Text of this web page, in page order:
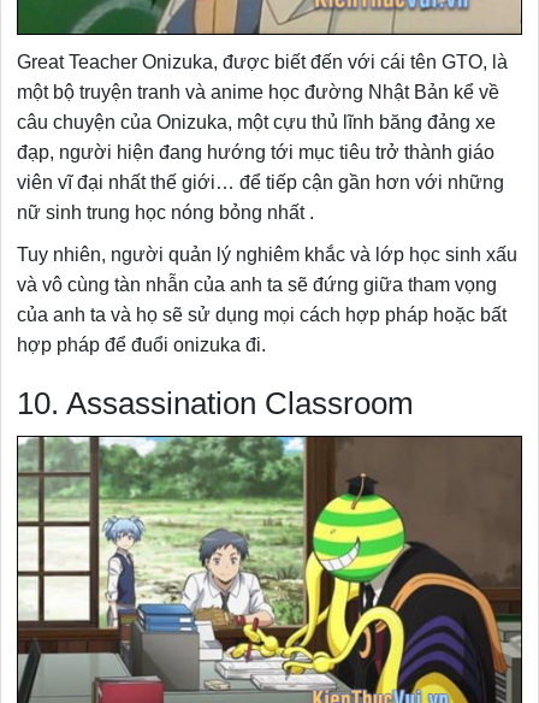
Great Teacher Onizuka, được biết đến với cái tên GTO, là
một bộ truyện tranh và anime học đường Nhật Bản kể về
câu chuyện của Onizuka, một cựu thủ lĩnh băng đảng xe
đạp, người hiện đang hướng tới mục tiêu trở thành giáo
viên vĩ đại nhất thế giới… để tiếp cận gần hơn với những
nữ sinh trung học nóng bỏng nhất .
Tuy nhiên, người quản lý nghiêm khắc và lớp học sinh xấu
và vô cùng tàn nhẫn của anh ta sẽ đứng giữa tham vọng
của anh ta và họ sẽ sử dụng mọi cách hợp pháp hoặc bất
hợp pháp để đuổi onizuka đi.
10. Assassination Classroom